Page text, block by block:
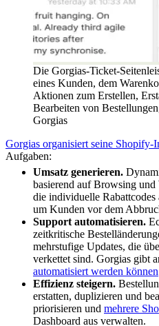
Die Gorgias-Ticket-
eines Kunden, dem
Aktionen zum Erstellen,
Bearbeiten von
Gorgias
Gorgias organisiert seine Shopify-
Aufgaben:
Umsatz generieren.
basierend auf Browsing
die individuelle Rabattcodes
um Kunden vor dem
Support automatisieren.
zeitkritische
mehrstufige Updates, die
verkettet sind. Gorgias gibt
automatisiert werden können
Effizienz steigern.
erstatten, duplizieren und
priorisieren und mehrere
Dashboard aus verwalten.